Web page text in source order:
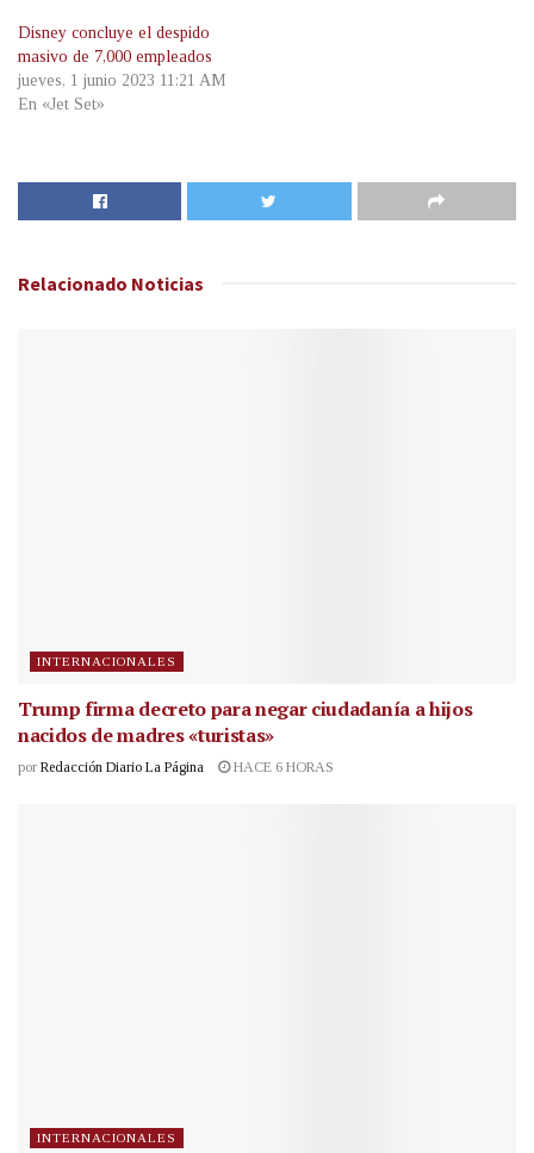
Disney concluye el despido
masivo de 7,000 empleados
jueves, 1 junio 2023 11:21 AM
En «Jet Set»
Relacionado Noticias
INTERNACIONALES
Trump firma decreto para negar ciudadanía a hijos
nacidos de madres «turistas»
por Redacción Diario La Página HACE 6 HORAS
INTERNACIONALES